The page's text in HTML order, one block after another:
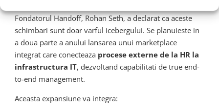
Fondatorul Handoff, Rohan Seth, a declarat ca aceste
schimbari sunt doar varful icebergului. Se planuieste in
a doua parte a anului lansarea unui marketplace
integrat care conecteaza procese externe de la HR la
infrastructura IT, dezvoltand capabilitati de true end-
to-end management.
Aceasta expansiune va integra: